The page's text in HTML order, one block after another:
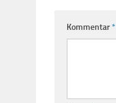
Kommentar*